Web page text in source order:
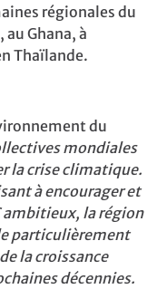
régionales du
Ghana, à
Thaïlande.
du
mondiales
la crise climatique.
à encourager et
ambitieux, la région
particulièrement
la croissance
décennies.